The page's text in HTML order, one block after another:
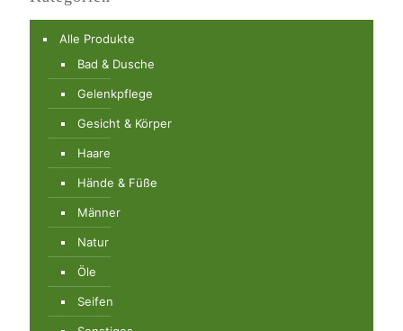
Alle Produkte
Bad & Dusche
Gelenkpflege
Gesicht & Körper
Haare
Hände & Füße
Männer
Natur
Öle
Seifen